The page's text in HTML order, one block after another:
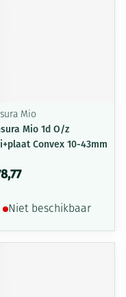
Mio
Mio 1d O/z
Convex 10-43mm
Niet beschikbaar